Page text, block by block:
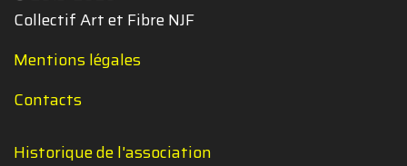
Collectif Art et Fibre NJF
Mentions légales
Contacts
Historique de l'association